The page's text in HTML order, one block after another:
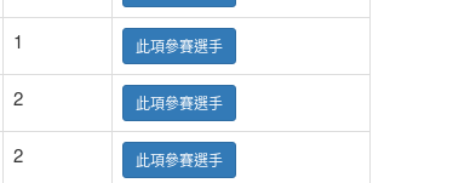
1 此項參賽選手
2 此項參賽選手
2 此項參賽選手